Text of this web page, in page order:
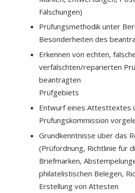
Fälschungen)
Prüfungsmethodik unter
Besonderheiten des
Erkennen von echten,
verfälschten/reparierten
beantragten
Prüfgebiets
Entwurf eines Attesttextes
Prüfungskommission
Grundkenntnisse über das
(Prüfordnung, Richtlinie für
Briefmarken,
philatelistischen Belegen,
Erstellung von Attesten